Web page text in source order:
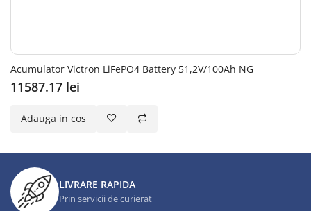
Acumulator Victron LiFePO4 Battery 51,2V/100Ah NG
11587.17 lei
Adauga in cos
LIVRARE RAPIDA
Prin servicii de curierat